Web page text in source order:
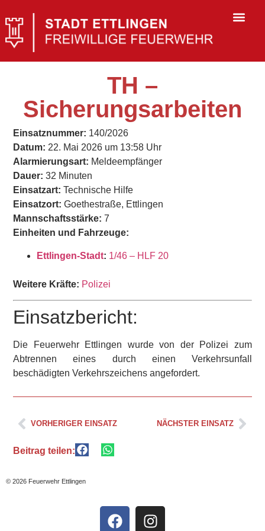
TH –
Sicherungsarbeiten
Einsatznummer: 140/2026
Datum: 22. Mai 2026 um 13:58 Uhr
Alarmierungsart: Meldeempfänger
Dauer: 32 Minuten
Einsatzart: Technische Hilfe
Einsatzort: Goethestraße, Ettlingen
Mannschaftsstärke: 7
Einheiten und Fahrzeuge:
Ettlingen-Stadt: 1/46 – HLF 20
Weitere Kräfte: Polizei
Einsatzbericht:
Die Feuerwehr Ettlingen wurde von der Polizei zum
Abtrennen eines durch einen Verkehrsunfall
beschädigten Verkehrszeichens angefordert.
VORHERIGER EINSATZ NÄCHSTER EINSATZ
Beitrag teilen:
© 2026 Feuerwehr Ettlingen